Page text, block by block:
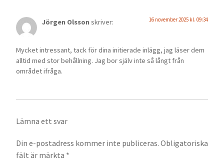
Jörgen Olssonskriver: 16 november 2025 kl. 09:34
Mycket intressant, tack för dina initierade inlägg, jag läser dem
alltid med stor behållning. Jag bor själv inte så långt från
området ifråga.
Lämna ett svar
Din e-postadress kommer inte publiceras. Obligatoriska
fält är märkta *